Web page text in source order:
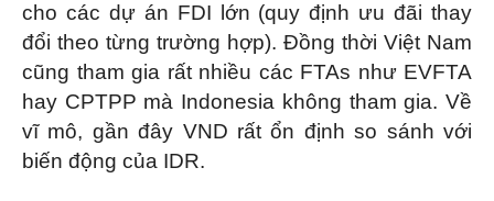
cho các dự án FDI lớn (quy định ưu đãi thay
đổi theo từng trường hợp). Đồng thời Việt Nam
cũng tham gia rất nhiều các FTAs như EVFTA
hay CPTPP mà Indonesia không tham gia. Về
vĩ mô, gần đây VND rất ổn định so sánh với
biến động của IDR.